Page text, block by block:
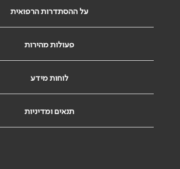
על ההסתדרות הרפואית
פעולות מהירות
לוחות מידע
תנאים ומדיניות